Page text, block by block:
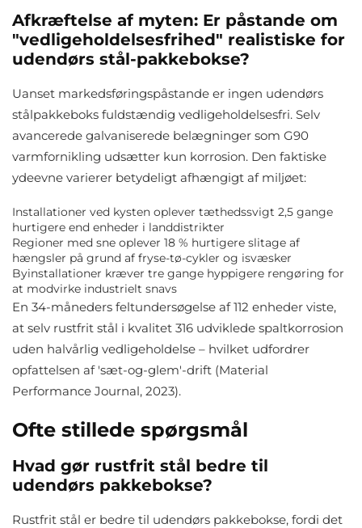
Afkræftelse af myten: Er påstande om
"vedligeholdelsesfrihed" realistiske for
udendørs stål-pakkebokse?
Uanset markedsføringspåstande er ingen udendørs
stålpakkeboks fuldstændig vedligeholdelsesfri. Selv
avancerede galvaniserede belægninger som G90
varmfornikling udsætter kun korrosion. Den faktiske
ydeevne varierer betydeligt afhængigt af miljøet:
Installationer ved kysten oplever tæthedssvigt 2,5 gange
hurtigere end enheder i landdistrikter
Regioner med sne oplever 18 % hurtigere slitage af
hængsler på grund af fryse-tø-cykler og isvæsker
Byinstallationer kræver tre gange hyppigere rengøring for
at modvirke industrielt snavs
En 34-måneders feltundersøgelse af 112 enheder viste,
at selv rustfrit stål i kvalitet 316 udviklede spaltkorrosion
uden halvårlig vedligeholdelse – hvilket udfordrer
opfattelsen af 'sæt-og-glem'-drift (Material
Performance Journal, 2023).
Ofte stillede spørgsmål
Hvad gør rustfrit stål bedre til
udendørs pakkebokse?
Rustfrit stål er bedre til udendørs pakkebokse, fordi det